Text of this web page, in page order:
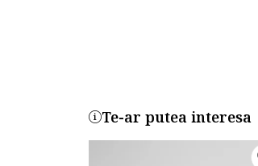
Te-ar putea interesa